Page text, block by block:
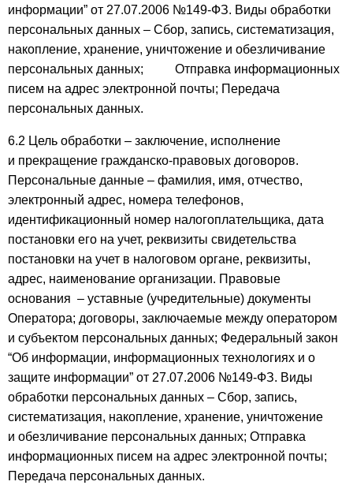
информации” от 27.07.2006 №149-ФЗ. Виды обработки
персональных данных – Сбор, запись, систематизация,
накопление, хранение, уничтожение и обезличивание
персональных данных; Отправка информационных
писем на адрес электронной почты; Передача
персональных данных.
6.2 Цель обработки – заключение, исполнение
и прекращение гражданско-правовых договоров.
Персональные данные – фамилия, имя, отчество,
электронный адрес, номера телефонов,
идентификационный номер налогоплательщика, дата
постановки его на учет, реквизиты свидетельства
постановки на учет в налоговом органе, реквизиты,
адрес, наименование организации. Правовые
основания – уставные (учредительные) документы
Оператора; договоры, заключаемые между оператором
и субъектом персональных данных; Федеральный закон
“Об информации, информационных технологиях и о
защите информации” от 27.07.2006 №149-ФЗ. Виды
обработки персональных данных – Сбор, запись,
систематизация, накопление, хранение, уничтожение
и обезличивание персональных данных; Отправка
информационных писем на адрес электронной почты;
Передача персональных данных.